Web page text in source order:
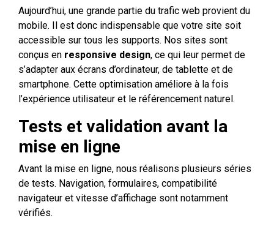
Aujourd’hui, une grande partie du trafic web provient du
mobile. Il est donc indispensable que votre site soit
accessible sur tous les supports. Nos sites sont
conçus en responsive design, ce qui leur permet de
s’adapter aux écrans d’ordinateur, de tablette et de
smartphone. Cette optimisation améliore à la fois
l’expérience utilisateur et le référencement naturel.
Tests et validation avant la
mise en ligne
Avant la mise en ligne, nous réalisons plusieurs séries
de tests. Navigation, formulaires, compatibilité
navigateur et vitesse d’affichage sont notamment
vérifiés.